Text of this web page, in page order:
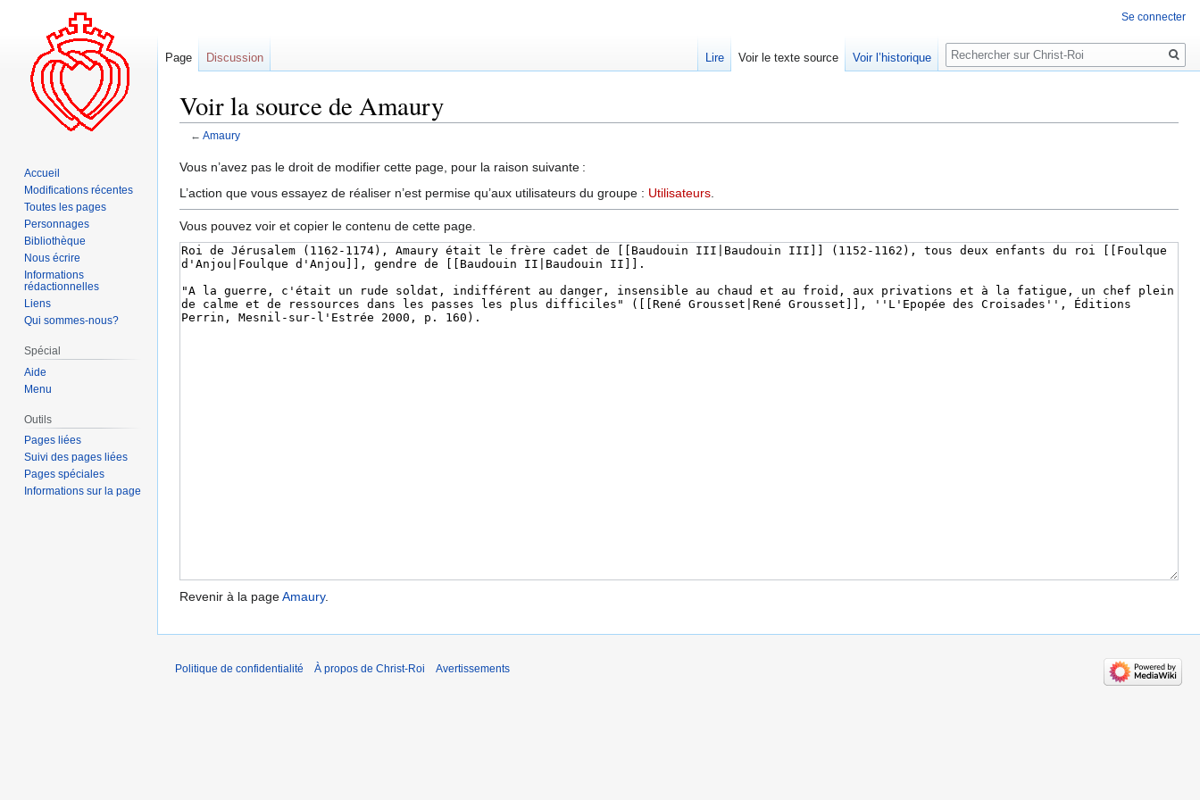
Voir la source de Amaury
← Amaury
Aller
à
navigation
Aller
à
recherche
Vous n’avez pas le droit de modifier cette page, pour la raison suivante :
L’action que vous essayez de réaliser n’est permise qu’aux utilisateurs du groupe : Utilisateurs
Vous pouvez voir et copier le contenu de cette page.
Revenir à la pageAmaury.
Se connecter
Page Discussion Lire Voir le texte source Voir l’historique
Rechercher
Accueil
Modifications récentes
Toutes les pages
Personnages
Bibliothèque
Nous écrire
Informations
rédactionnelles
Liens
Qui sommes-nous?
Spécial
Aide
Menu
Outils
Pages liées
Suivi des pages liées
Pages spéciales
Informations sur la page
Politique de confidentialité À propos de Christ-Roi Avertissements